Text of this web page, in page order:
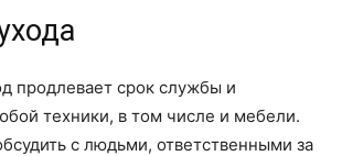
продлевает срок службы и
техники, в том числе и мебели.
с людьми, ответственными за